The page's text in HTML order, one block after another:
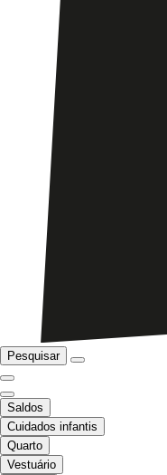
Pesquisar
Saldos
Cuidados infantis
Quarto
Vestuário